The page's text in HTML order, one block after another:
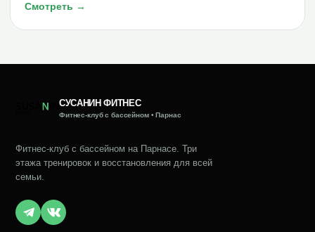
Смотреть →
СУСАНИН ФИТНЕС
Фитнес-клуб с бассейном • Парнас
Фитнес-клуб с бассейном на Парнасе. Три
этажа тренировок и восстановления для всей
семьи.